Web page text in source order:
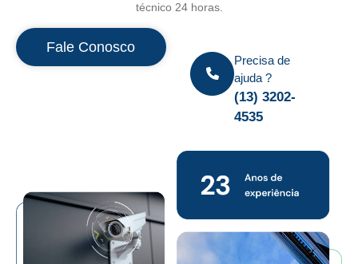
técnico 24 horas.
Fale Conosco
Precisa de
ajuda ?
(13) 3202-
4535